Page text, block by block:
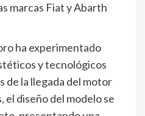
marcas Fiat y Abarth
ha experimentado
y tecnológicos
de la llegada del motor
diseño del modelo se